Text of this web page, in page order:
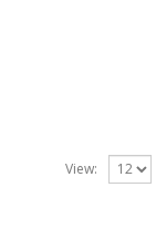
View: